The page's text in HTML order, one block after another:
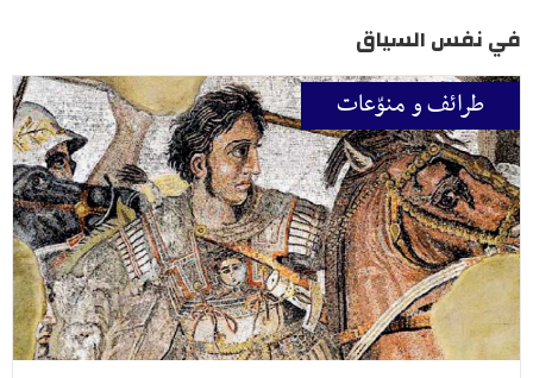
في نفس السياق
طرائف و منوّعات